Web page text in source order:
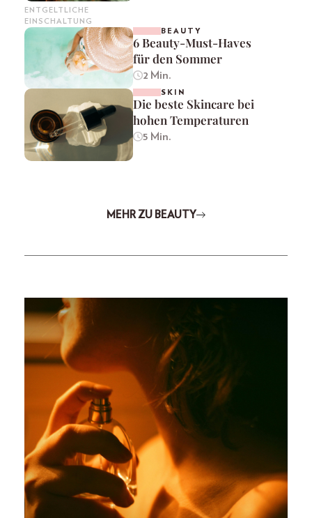
ENTGELTLICHE
EINSCHALTUNG
BEAUTY
6 Beauty-Must-Haves
für den Sommer
2 Min.
SKIN
Die beste Skincare bei
hohen Temperaturen
5 Min.
MEHR ZU BEAUTY